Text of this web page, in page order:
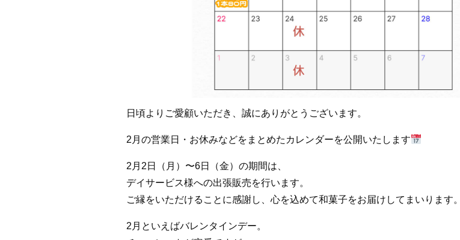
日頃よりご愛顧いただき、誠にありがとうございます。
2月の営業日・お休みなどをまとめたカレンダーを公開いたします
2月2日（月）〜6日（金）の期間は、
デイサービス様への出張販売を行います。
ご縁をいただけることに感謝し、心を込めて和菓子をお届けしてまいります。
2月といえばバレンタインデー。